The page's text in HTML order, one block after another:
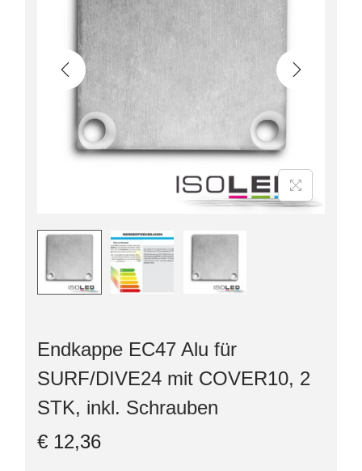
Endkappe EC47 Alu für
SURF/DIVE24 mit COVER10, 2
STK, inkl. Schrauben
€ 12,36